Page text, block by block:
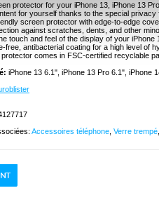
protector for your iPhone 13, iPhone 13
for yourself thanks to the special privacy
screen protector with edge-to-edge
against scratches, dents, and other
touch and feel of the display of your iPhone
free, antibacterial coating for a high level of
comes in FSC-certified recyclable
iPhone 13 6.1", iPhone 13 Pro 6.1", iPhone
Accessoires téléphone Verre trempé